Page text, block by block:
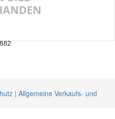
| Allgemeine Verkaufs- und